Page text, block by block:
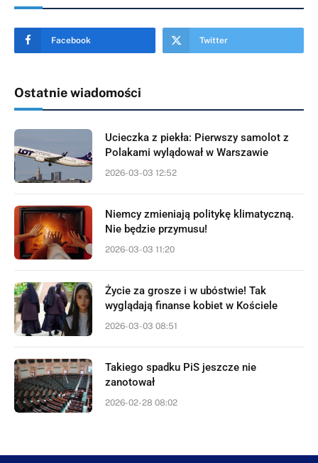
Facebook Twitter
Ostatnie wiadomości
Ucieczka z piekła: Pierwszy samolot z
Polakami wylądował w Warszawie
2026-03-03 12:52
Niemcy zmieniają politykę klimatyczną.
Nie będzie przymusu!
2026-03-03 11:20
Życie za grosze i w ubóstwie! Tak
wyglądają finanse kobiet w Kościele
2026-03-03 08:51
Takiego spadku PiS jeszcze nie
zanotował
2026-02-28 08:02